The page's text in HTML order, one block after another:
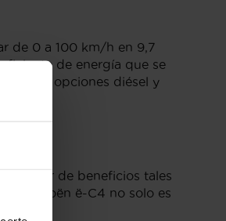
de 0 a 100 km/h en 9,7
de energía que se
opciones diésel y
de beneficios tales
un Citroën ë-C4 no solo es